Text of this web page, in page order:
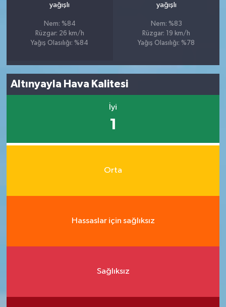
yağışlı
Nem: %84
Rüzgar: 26 km/h
Yağış Olasılığı: %84
yağışlı
Nem: %83
Rüzgar: 19 km/h
Yağış Olasılığı: %78
Altınyayla Hava Kalitesi
İyi
1
Orta
Hassaslar için sağlıksız
Sağlıksız